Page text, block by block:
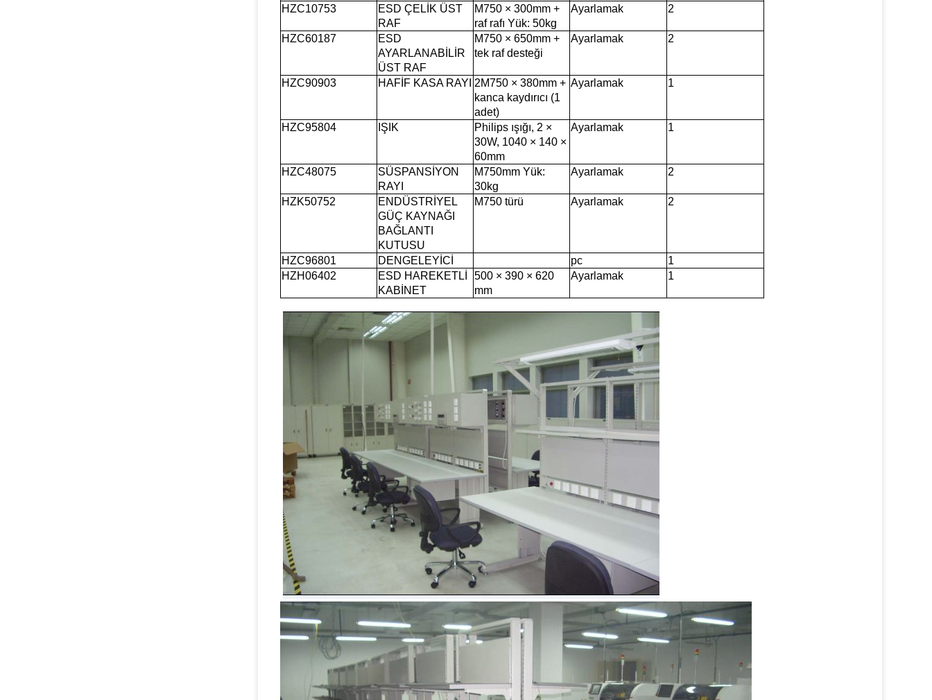
HZC10753
ESD ÇELİK ÜST
RAF
M750 × 300mm +
raf rafı Yük: 50kg
Ayarlamak 2
HZC60187
ESD
AYARLANABİLİR
ÜST RAF
M750 × 650mm +
tek raf desteği
Ayarlamak 2
HZC90903 HAFİF KASA RAYI 2M750 × 380mm +
kanca kaydırıcı (1
adet)
Ayarlamak 1
HZC95804 IŞIK
Philips ışığı, 2 ×
30W, 1040 × 140 ×
60mm
Ayarlamak 1
HZC48075
SÜSPANSİYON
RAYI
M750mm Yük:
30kg
Ayarlamak 2
HZK50752
ENDÜSTRİYEL
GÜÇ KAYNAĞI
BAĞLANTI
KUTUSU
M750 türü Ayarlamak 2
HZC96801 DENGELEYİCİ pc
1
HZH06402
ESD HAREKETLİ
KABİNET
500 × 390 × 620
mm
Ayarlamak 1